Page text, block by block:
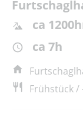
ca
ca 7h
Frühstück /